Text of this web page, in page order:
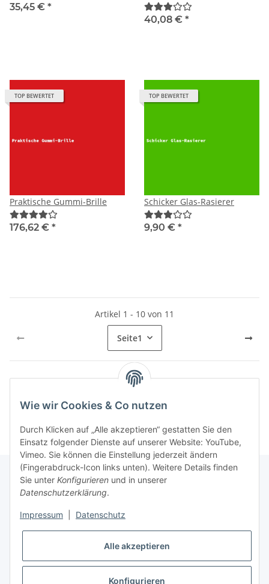
35,45 € *
40,08 € *
TOP BEWERTET
Praktische Gummi-Brille
176,62 € *
TOP BEWERTET
Schicker Glas-Rasierer
9,90 € *
Artikel 1 - 10 von 11
Seite1
Kategorien
Informationen
Gesetzliche Informationen
Wie wir Cookies & Co nutzen
Durch Klicken auf „Alle akzeptieren“ gestatten Sie den
Einsatz folgender Dienste auf unserer Website: YouTube,
Vimeo. Sie können die Einstellung jederzeit ändern
(Fingerabdruck-Icon links unten). Weitere Details finden
Sie unter Konfigurieren und in unserer
Datenschutzerklärung.
Impressum Datenschutz
Alle akzeptieren
Konfigurieren